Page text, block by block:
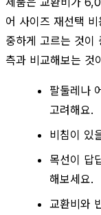
어 사이즈 재선택
중하게 고르는 것이
측과 비교해보는 것
팔둘레나
고려해요.
비침이 있
목선이 답
해보세요.
교환비와